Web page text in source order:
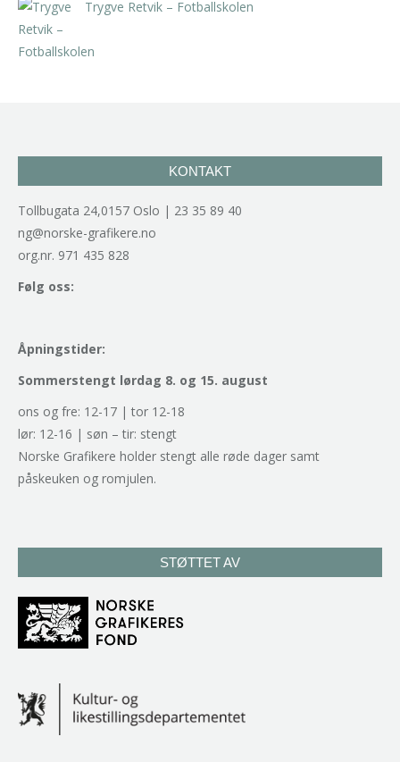
Trygve Retvik – Fotballskolen
KONTAKT
Tollbugata 24,0157 Oslo | 23 35 89 40
ng@norske-grafikere.no
org.nr. 971 435 828
Følg oss:
Åpningstider:
Sommerstengt lørdag 8. og 15. august
ons og fre: 12-17 | tor 12-18
lør: 12-16 | søn – tir: stengt
Norske Grafikere holder stengt alle røde dager samt
påskeuken og romjulen.
STØTTET AV